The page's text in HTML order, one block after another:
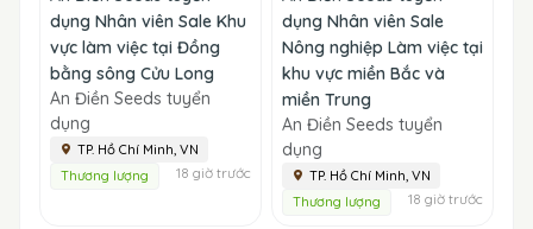
dụng Nhân viên Sale Khu
vực làm việc tại Đồng
bằng sông Cửu Long
An Điền Seeds tuyển
dụng
TP. Hồ Chí Minh, VN
Thương lượng
18 giờ trước
dụng Nhân viên Sale
Nông nghiệp Làm việc tại
khu vực miền Bắc và
miền Trung
An Điền Seeds tuyển
dụng
TP. Hồ Chí Minh, VN
Thương lượng
18 giờ trước